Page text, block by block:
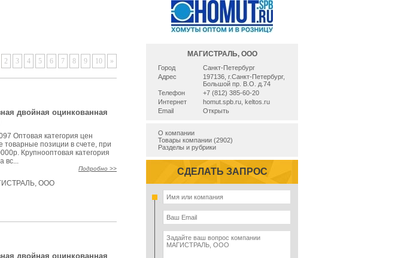
2 3 4 5 6 7 8 9 10 »
двойная оцинкованная
Оптовая категория цен
товарные позиции в счете, при
Крупнооптовая категория
вс...
Подробно >>
ООО
двойная оцинкованная
МАГИСТРАЛЬ, ООО
Город
Санкт-Петербург
Адрес
197136, г.Санкт-Петербург,
Большой пр. В.О. д.74
Телефон
+7 (812) 385-60-20
Интернет
homut.spb.ru, keltos.ru
Email
Открыть
О компании
Товары компании (2902)
Разделы и рубрики
СДЕЛАТЬ ЗАПРОС